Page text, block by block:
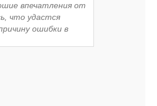
впечатления от
что удастся
ошибки в